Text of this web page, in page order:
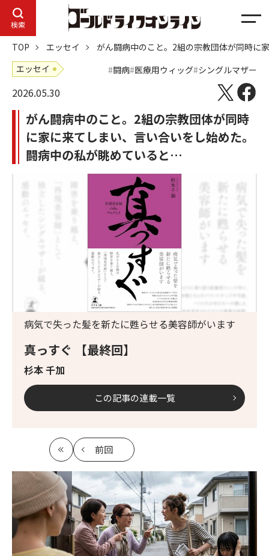
検索
メ
ニ
ュ
ー
TOP エッセイ
がん闘病中のこと。2組の宗教団体が同時に
エッセイ
闘病 医療用ウィッグ シングルマザー
2026.05.30
がん闘病中のこと。2組の宗教団体が同時
に家に来てしまい、言い合いをし始めた。
闘病中の私が眺めていると…
真っすぐ 【最終回】
杉本 千加
病気で失った髪を新たに甦らせる美容師がいます
この記事の連載一覧
最
初
前回
記
事
へ